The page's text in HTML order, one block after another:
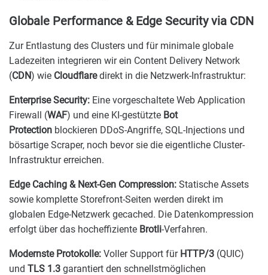
Globale Performance & Edge Security via CDN
Zur Entlastung des Clusters und für minimale globale
Ladezeiten integrieren wir ein Content Delivery Network
(CDN) wie Cloudflaredirekt in die Netzwerk-Infrastruktur:
Enterprise Security: Eine vorgeschaltete Web Application
Firewall (WAF) und eine KI-gestützte Bot
Protection blockieren DDoS-Angriffe, SQL-Injections und
bösartige Scraper, noch bevor sie die eigentliche Cluster-
Infrastruktur erreichen.
Edge Caching & Next-Gen Compression: Statische Assets
sowie komplette Storefront-Seiten werden direkt im
globalen Edge-Netzwerk gecached. Die Datenkompression
erfolgt über das hocheffiziente Brotli-Verfahren.
Modernste Protokolle: Voller Support für HTTP/3 (QUIC)
und TLS 1.3 garantiert den schnellstmöglichen